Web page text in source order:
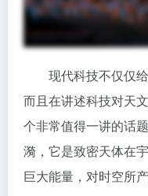
现代科技不仅仅给
而且在讲述科技对天
个非常值得一讲的话
漪，它是致密天体在
巨大能量，对时空所